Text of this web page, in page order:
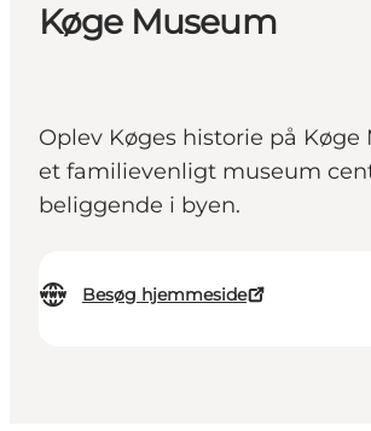
Køge Museum
Oplev Køges historie på Køge
et familievenligt museum
beliggende i byen.
Besøg hjemmeside